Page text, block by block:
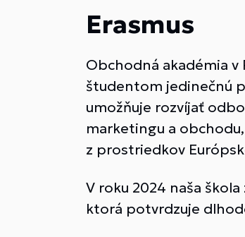
Erasmus
Obchodná akadémia
študentom jedinečnú
umožňuje rozvíjať
marketingu a
z prostriedkov
V roku 2024 naša
ktorá potvrdzuje